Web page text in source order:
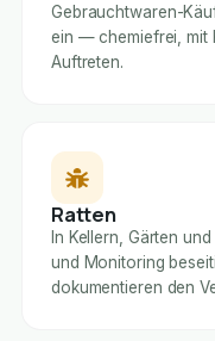
Gebrauchtwaren-
ein — chemiefrei, mit
Auftreten.
Ratten
In Kellern, Gärten
und Monitoring
dokumentieren den